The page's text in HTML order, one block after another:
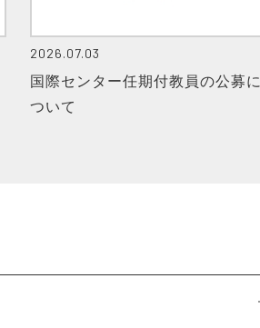
2026.07.03
国際センター任期付教員の公募に
ついて